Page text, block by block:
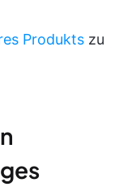
Produkts zu